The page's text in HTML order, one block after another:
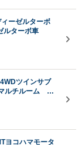
ーゼルターボ
ルターボ車
ツインサブ
ルチルーム FF
蔵庫 マック
ヨコハマモータ